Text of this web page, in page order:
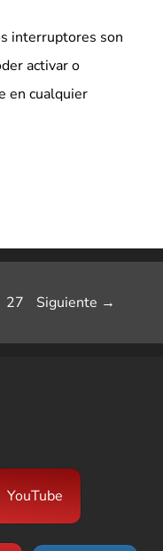
interruptores son
activar o
en cualquier
Página
27 Siguiente →
YouTube